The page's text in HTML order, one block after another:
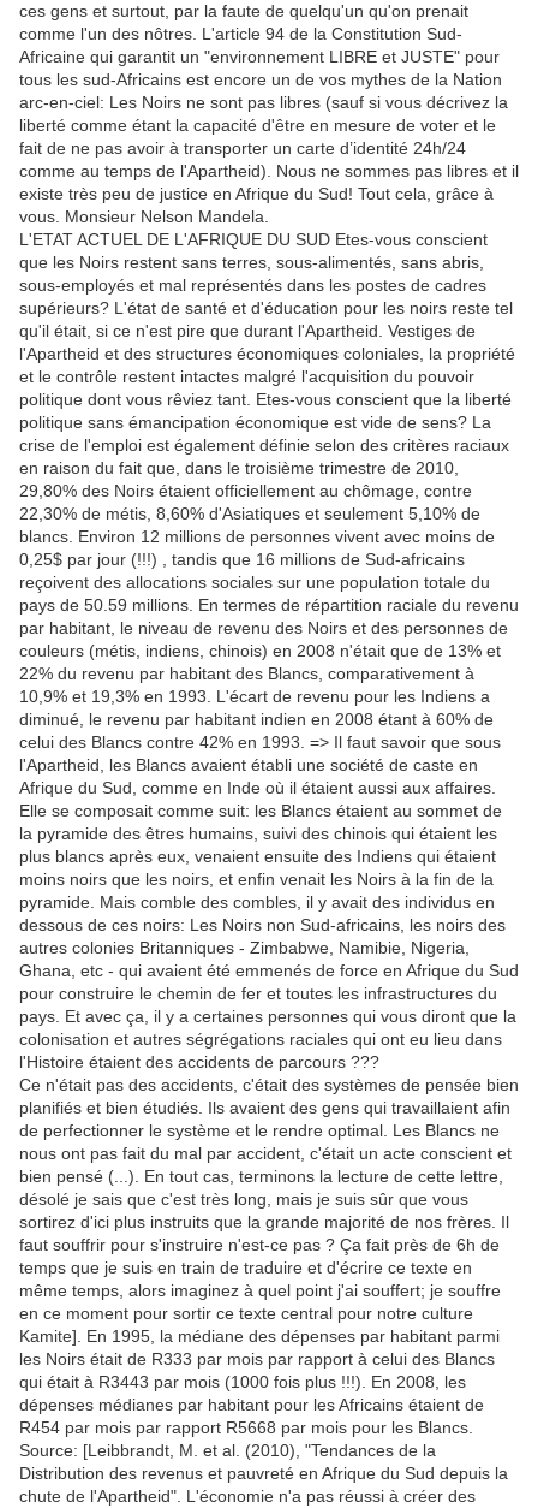
ces gens et surtout, par la faute de quelqu'un qu'on prenait
comme l'un des nôtres. L'article 94 de la Constitution Sud-
Africaine qui garantit un "environnement LIBRE et JUSTE" pour
tous les sud-Africains est encore un de vos mythes de la Nation
arc-en-ciel: Les Noirs ne sont pas libres (sauf si vous décrivez la
liberté comme étant la capacité d'être en mesure de voter et le
fait de ne pas avoir à transporter un carte d’identité 24h/24
comme au temps de l'Apartheid). Nous ne sommes pas libres et il
existe très peu de justice en Afrique du Sud! Tout cela, grâce à
vous. Monsieur Nelson Mandela.
L'ETAT ACTUEL DE L'AFRIQUE DU SUD Etes-vous conscient
que les Noirs restent sans terres, sous-alimentés, sans abris,
sous-employés et mal représentés dans les postes de cadres
supérieurs? L'état de santé et d'éducation pour les noirs reste tel
qu'il était, si ce n'est pire que durant l'Apartheid. Vestiges de
l'Apartheid et des structures économiques coloniales, la propriété
et le contrôle restent intactes malgré l'acquisition du pouvoir
politique dont vous rêviez tant. Etes-vous conscient que la liberté
politique sans émancipation économique est vide de sens? La
crise de l'emploi est également définie selon des critères raciaux
en raison du fait que, dans le troisième trimestre de 2010,
29,80% des Noirs étaient officiellement au chômage, contre
22,30% de métis, 8,60% d'Asiatiques et seulement 5,10% de
blancs. Environ 12 millions de personnes vivent avec moins de
0,25$ par jour (!!!) , tandis que 16 millions de Sud-africains
reçoivent des allocations sociales sur une population totale du
pays de 50.59 millions. En termes de répartition raciale du revenu
par habitant, le niveau de revenu des Noirs et des personnes de
couleurs (métis, indiens, chinois) en 2008 n'était que de 13% et
22% du revenu par habitant des Blancs, comparativement à
10,9% et 19,3% en 1993. L'écart de revenu pour les Indiens a
diminué, le revenu par habitant indien en 2008 étant à 60% de
celui des Blancs contre 42% en 1993. => Il faut savoir que sous
l'Apartheid, les Blancs avaient établi une société de caste en
Afrique du Sud, comme en Inde où il étaient aussi aux affaires.
Elle se composait comme suit: les Blancs étaient au sommet de
la pyramide des êtres humains, suivi des chinois qui étaient les
plus blancs après eux, venaient ensuite des Indiens qui étaient
moins noirs que les noirs, et enfin venait les Noirs à la fin de la
pyramide. Mais comble des combles, il y avait des individus en
dessous de ces noirs: Les Noirs non Sud-africains, les noirs des
autres colonies Britanniques - Zimbabwe, Namibie, Nigeria,
Ghana, etc - qui avaient été emmenés de force en Afrique du Sud
pour construire le chemin de fer et toutes les infrastructures du
pays. Et avec ça, il y a certaines personnes qui vous diront que la
colonisation et autres ségrégations raciales qui ont eu lieu dans
l'Histoire étaient des accidents de parcours ???
Ce n'était pas des accidents, c'était des systèmes de pensée bien
planifiés et bien étudiés. Ils avaient des gens qui travaillaient afin
de perfectionner le système et le rendre optimal. Les Blancs ne
nous ont pas fait du mal par accident, c'était un acte conscient et
bien pensé (...). En tout cas, terminons la lecture de cette lettre,
désolé je sais que c'est très long, mais je suis sûr que vous
sortirez d'ici plus instruits que la grande majorité de nos frères. Il
faut souffrir pour s'instruire n'est-ce pas ? Ça fait près de 6h de
temps que je suis en train de traduire et d'écrire ce texte en
même temps, alors imaginez à quel point j'ai souffert; je souffre
en ce moment pour sortir ce texte central pour notre culture
Kamite]. En 1995, la médiane des dépenses par habitant parmi
les Noirs était de R333 par mois par rapport à celui des Blancs
qui était à R3443 par mois (1000 fois plus !!!). En 2008, les
dépenses médianes par habitant pour les Africains étaient de
R454 par mois par rapport R5668 par mois pour les Blancs.
Source: [Leibbrandt, M. et al. (2010), "Tendances de la
Distribution des revenus et pauvreté en Afrique du Sud depuis la
chute de l'Apartheid". L'économie n'a pas réussi à créer des